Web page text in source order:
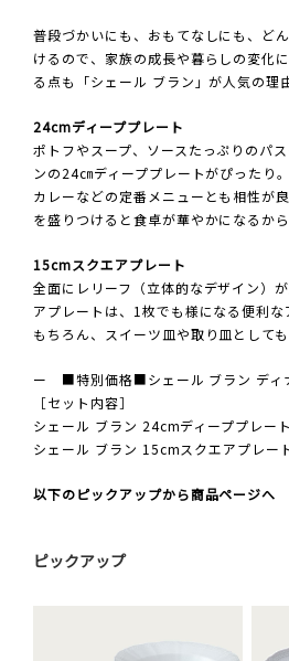
普段づかいにも、おもてなしにも、ど
けるので、家族の成長や暮らしの変化
る点も「シェール ブラン」が人気の理
24cmディーププレート
ポトフやスープ、ソースたっぷりのパ
ンの24㎝ディーププレートがぴったり。
カレーなどの定番メニューとも相性が
を盛りつけると食卓が華やかになるから
15cmスクエアプレート
全面にレリーフ（立体的なデザイン）
アプレートは、1枚でも様になる便利
もちろん、スイーツ皿や取り皿として
ー ■特別価格■シェール ブラン デ
［セット内容］
シェール ブラン 24cmディーププレ
シェール ブラン 15cmスクエアプレ
以下のピックアップから商品ページへ
ピックアップ